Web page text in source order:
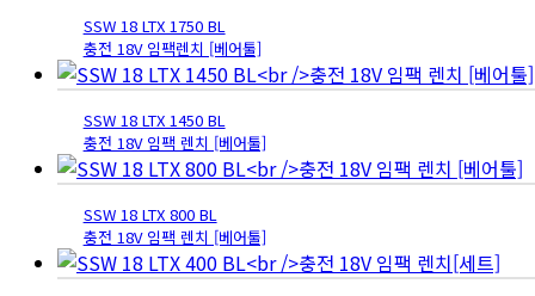
SSW 18 LTX 1750 BL
충전 18V 임팩렌치 [베어툴]
SSW 18 LTX 1450 BL
충전 18V 임팩 렌치 [베어툴]
SSW 18 LTX 800 BL
충전 18V 임팩 렌치 [베어툴]